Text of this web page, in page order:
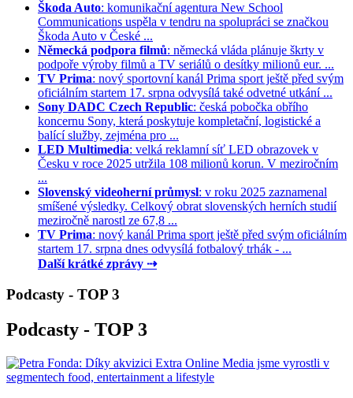
Škoda Auto: komunikační agentura New School
Communications uspěla v tendru na spolupráci se značkou
Škoda Auto v České ...
Německá podpora filmů: německá vláda plánuje škrty v
podpoře výroby filmů a TV seriálů o desítky milionů eur. ...
TV Prima: nový sportovní kanál Prima sport ještě před svým
oficiálním startem 17. srpna odvysílá také odvetné utkání ...
Sony DADC Czech Republic: česká pobočka obřího
koncernu Sony, která poskytuje kompletační, logistické a
balící služby, zejména pro ...
LED Multimedia: velká reklamní síť LED obrazovek v
Česku v roce 2025 utržila 108 milionů korun. V meziročním
...
Slovenský videoherní průmysl: v roku 2025 zaznamenal
smíšené výsledky. Celkový obrat slovenských herních studií
meziročně narostl ze 67,8 ...
TV Prima: nový kanál Prima sport ještě před svým oficiálním
startem 17. srpna dnes odvysílá fotbalový trhák - ...
Další krátké zprávy ⇢
Podcasty - TOP 3
Podcasty - TOP 3